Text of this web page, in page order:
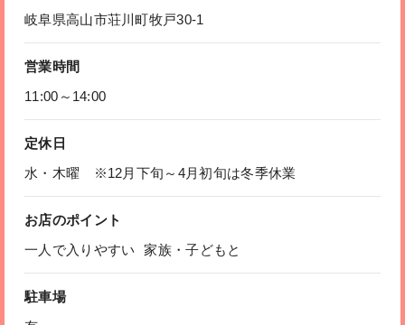
岐阜県高山市荘川町牧戸30-1
営業時間
11:00～14:00
定休日
水・木曜 ※12月下旬～4月初旬は冬季休業
お店のポイント
一人で入りやすい
家族・子どもと
駐車場